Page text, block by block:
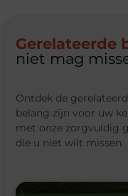
Gerelateerde
niet mag
Ontdek de
belang zijn voor uw
met onze zorgvuldig
die u niet wilt missen.